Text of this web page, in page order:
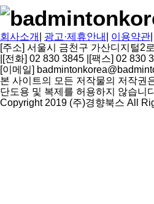
회사소개 광고·제휴안내 이용약관
[주소] 서울시 금천구 가산디지털2
[전화] 02 830 3845 [팩스] 02 830
[이메일]
본 사이트의 모든 저작물의 저작권
단도용 및 복제를 허용하지 않습니
Copyright 2019 (주)경향북스 All